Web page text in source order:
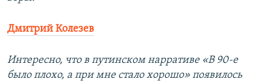
Дмитрий Колезев
Интересно, что в путинском нарративе «В 90-е
было плохо, а при мне стало хорошо» появилось